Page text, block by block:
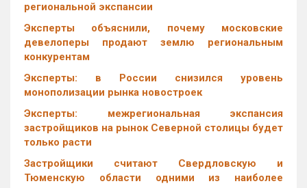
региональной экспансии
Эксперты объяснили, почему московские
девелоперы продают землю региональным
конкурентам
Эксперты: в России снизился уровень
монополизации рынка новостроек
Эксперты: межрегиональная экспансия
застройщиков на рынок Северной столицы будет
только расти
Застройщики считают Свердловскую и
Тюменскую области одними из наиболее